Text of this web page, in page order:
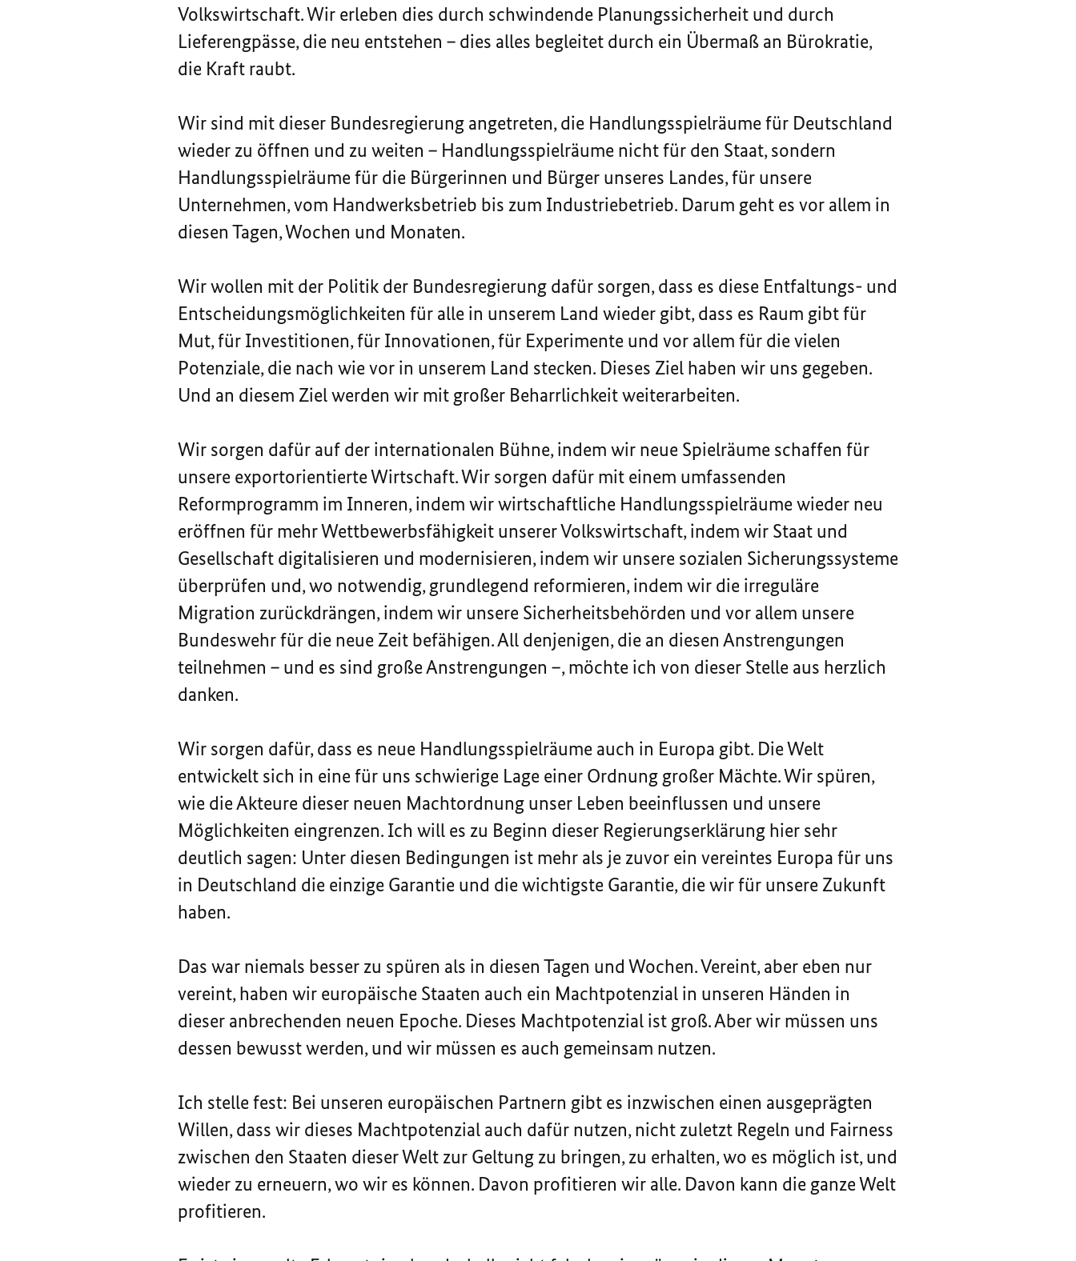
Volkswirtschaft. Wir erleben dies durch schwindende Planungssicherheit und durch
Lieferengpässe, die neu entstehen – dies alles begleitet durch ein Übermaß an Bürokratie,
die Kraft raubt.
Wir sind mit dieser Bundesregierung angetreten, die Handlungsspielräume für Deutschland
wieder zu öffnen und zu weiten – Handlungsspielräume nicht für den Staat, sondern
Handlungsspielräume für die Bürgerinnen und Bürger unseres Landes, für unsere
Unternehmen, vom Handwerksbetrieb bis zum Industriebetrieb. Darum geht es vor allem in
diesen Tagen, Wochen und Monaten.
Wir wollen mit der Politik der Bundesregierung dafür sorgen, dass es diese Entfaltungs- und
Entscheidungsmöglichkeiten für alle in unserem Land wieder gibt, dass es Raum gibt für
Mut, für Investitionen, für Innovationen, für Experimente und vor allem für die vielen
Potenziale, die nach wie vor in unserem Land stecken. Dieses Ziel haben wir uns gegeben.
Und an diesem Ziel werden wir mit großer Beharrlichkeit weiterarbeiten.
Wir sorgen dafür auf der internationalen Bühne, indem wir neue Spielräume schaffen für
unsere exportorientierte Wirtschaft. Wir sorgen dafür mit einem umfassenden
Reformprogramm im Inneren, indem wir wirtschaftliche Handlungsspielräume wieder neu
eröffnen für mehr Wettbewerbsfähigkeit unserer Volkswirtschaft, indem wir Staat und
Gesellschaft digitalisieren und modernisieren, indem wir unsere sozialen Sicherungssysteme
überprüfen und, wo notwendig, grundlegend reformieren, indem wir die irreguläre
Migration zurückdrängen, indem wir unsere Sicherheitsbehörden und vor allem unsere
Bundeswehr für die neue Zeit befähigen. All denjenigen, die an diesen Anstrengungen
teilnehmen – und es sind große Anstrengungen –, möchte ich von dieser Stelle aus herzlich
danken.
Wir sorgen dafür, dass es neue Handlungsspielräume auch in Europa gibt. Die Welt
entwickelt sich in eine für uns schwierige Lage einer Ordnung großer Mächte. Wir spüren,
wie die Akteure dieser neuen Machtordnung unser Leben beeinflussen und unsere
Möglichkeiten eingrenzen. Ich will es zu Beginn dieser Regierungserklärung hier sehr
deutlich sagen: Unter diesen Bedingungen ist mehr als je zuvor ein vereintes Europa für uns
in Deutschland die einzige Garantie und die wichtigste Garantie, die wir für unsere Zukunft
haben.
Das war niemals besser zu spüren als in diesen Tagen und Wochen. Vereint, aber eben nur
vereint, haben wir europäische Staaten auch ein Machtpotenzial in unseren Händen in
dieser anbrechenden neuen Epoche. Dieses Machtpotenzial ist groß. Aber wir müssen uns
dessen bewusst werden, und wir müssen es auch gemeinsam nutzen.
Ich stelle fest: Bei unseren europäischen Partnern gibt es inzwischen einen ausgeprägten
Willen, dass wir dieses Machtpotenzial auch dafür nutzen, nicht zuletzt Regeln und Fairness
zwischen den Staaten dieser Welt zur Geltung zu bringen, zu erhalten, wo es möglich ist, und
wieder zu erneuern, wo wir es können. Davon profitieren wir alle. Davon kann die ganze Welt
profitieren.